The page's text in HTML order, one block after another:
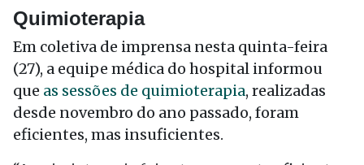
Quimioterapia
Em coletiva de imprensa nesta quinta-feira
(27), a equipe médica do hospital informou
que as sessões de quimioterapia, realizadas
desde novembro do ano passado, foram
eficientes, mas insuficientes.